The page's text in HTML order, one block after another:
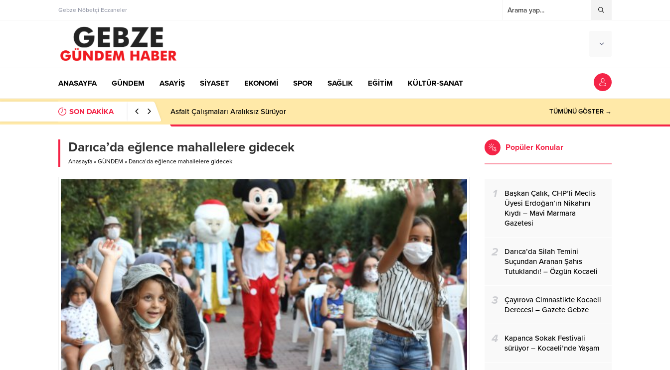
Gebze Nöbetçi Eczaneler
ANASAYFA GÜNDEM ASAYİŞ SİYASET EKONOMİ SPOR SAĞLIK EĞİTİM KÜLTÜR-SANAT
SON DAKİKA Ortaöğretime Geçiş Tercih ve Yerleştirme Kılavuzu yayımlandı – Nefes Gazetesi – Kocaeli Haber TÜMÜNÜ GÖSTER →
Darıca’da eğlence mahallelere gidecek
Anasayfa » GÜNDEM » Darıca’da eğlence mahallelere gidecek
Popüler Konular
1
Başkan Çalık, CHP’li Meclis
Üyesi Erdoğan’ın Nikahını
Kıydı – Mavi Marmara
Gazetesi
2
Darıca’da Silah Temini
Suçundan Aranan Şahıs
Tutuklandı! – Özgün Kocaeli
3
Çayırova Cimnastikte Kocaeli
Derecesi – Gazete Gebze
4
Kapanca Sokak Festivali
sürüyor – Kocaeli’nde Yaşam